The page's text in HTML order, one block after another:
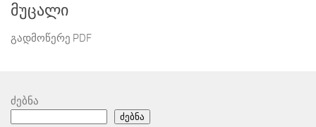
მუცალი
გადმოწერე PDF
ძებნა
ძებნა